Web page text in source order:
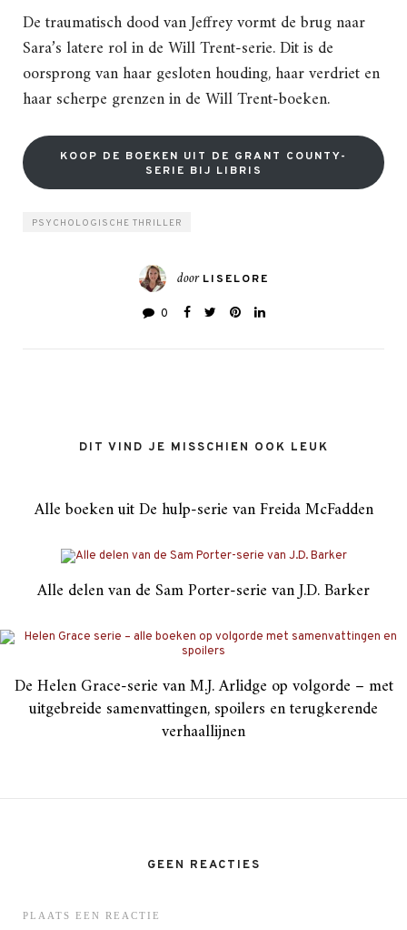
De traumatisch dood van Jeffrey vormt de brug naar
Sara’s latere rol in de Will Trent-serie. Dit is de
oorsprong van haar gesloten houding, haar verdriet en
haar scherpe grenzen in de Will Trent-boeken.
KOOP DE BOEKEN UIT DE GRANT COUNTY-
SERIE BIJ LIBRIS
PSYCHOLOGISCHE THRILLER
door LISELORE
0
DIT VIND JE MISSCHIEN OOK LEUK
Alle boeken uit De hulp-serie van Freida McFadden
Alle delen van de Sam Porter-serie van J.D. Barker
De Helen Grace-serie van M.J. Arlidge op volgorde – met
uitgebreide samenvattingen, spoilers en terugkerende
verhaallijnen
GEEN REACTIES
PLAATS EEN REACTIE